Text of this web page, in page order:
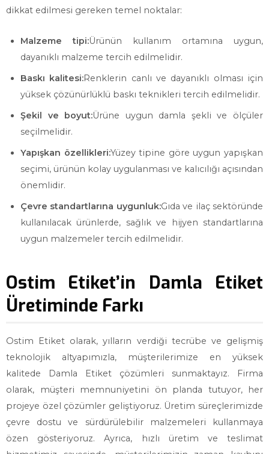
dikkat edilmesi gereken temel noktalar:
Malzeme tipi:Ürünün kullanım ortamına uygun,
dayanıklı malzeme tercih edilmelidir.
Baskı kalitesi:Renklerin canlı ve dayanıklı olması için
yüksek çözünürlüklü baskı teknikleri tercih edilmelidir.
Şekil ve boyut:Ürüne uygun damla şekli ve ölçüler
seçilmelidir.
Yapışkan özellikleri:Yüzey tipine göre uygun yapışkan
seçimi, ürünün kolay uygulanması ve kalıcılığı açısından
önemlidir.
Çevre standartlarına uygunluk:Gıda ve ilaç sektöründe
kullanılacak ürünlerde, sağlık ve hijyen standartlarına
uygun malzemeler tercih edilmelidir.
Ostim Etiket’in Damla Etiket
Üretiminde Farkı
Ostim Etiket olarak, yılların verdiği tecrübe ve gelişmiş
teknolojik altyapımızla, müşterilerimize en yüksek
kalitede Damla Etiket çözümleri sunmaktayız. Firma
olarak, müşteri memnuniyetini ön planda tutuyor, her
projeye özel çözümler geliştiyoruz. Üretim süreçlerimizde
çevre dostu ve sürdürülebilir malzemeleri kullanmaya
özen gösteriyoruz. Ayrıca, hızlı üretim ve teslimat